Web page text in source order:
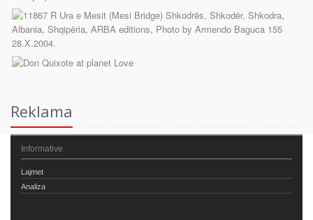
Reklama
Informative
Lajmet
Analiza